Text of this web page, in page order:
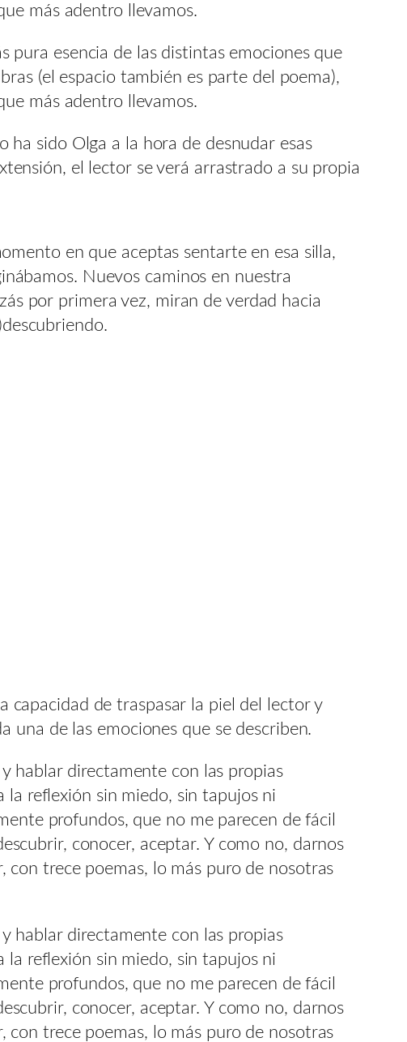
más adentro llevamos.
pura esencia de las distintas emociones que
(el espacio también es parte del poema),
más adentro llevamos.
ha sido Olga a la hora de desnudar esas
el lector se verá arrastrado a su propia
en que aceptas sentarte en esa silla,
Nuevos caminos en nuestra
por primera vez, miran de verdad hacia
capacidad de traspasar la piel del lector y
una de las emociones que se describen.
hablar directamente con las propias
la reflexión sin miedo, sin tapujos ni
profundos, que no me parecen de fácil
conocer, aceptar. Y como no, darnos
trece poemas, lo más puro de nosotras
hablar directamente con las propias
la reflexión sin miedo, sin tapujos ni
profundos, que no me parecen de fácil
conocer, aceptar. Y como no, darnos
trece poemas, lo más puro de nosotras